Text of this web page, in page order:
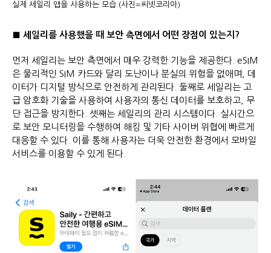
실제 세일리 앱을 사용하는 모습 (사진=씨넷코리아)
■ 세일리를 사용했을 때 보안 측면에서 어떤 장점이 있는지?
먼저 세일리는 보안 측면에서 매우 강력한 기능을 제공한다. eSIM
은 물리적인 SIM 카드와 달리 도난이나 분실의 위험을 없애며, 데
이터가 디지털 방식으로 안전하게 관리된다. 둘째로 세일리는 고
급 암호화 기술을 사용하여 사용자의 통신 데이터를 보호하고, 무
단 접근을 방지한다. 셋째는 세일리의 관리 시스템이다. 실시간으
로 보안 모니터링을 수행하여 해킹 및 기타 사이버 위협에 빠르게
대응할 수 있다. 이를 통해 사용자는 더욱 안전한 환경에서 모바일
서비스를 이용할 수 있게 된다.